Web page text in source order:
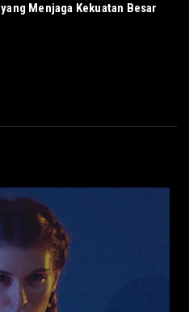
Menjaga Kekuatan Besar